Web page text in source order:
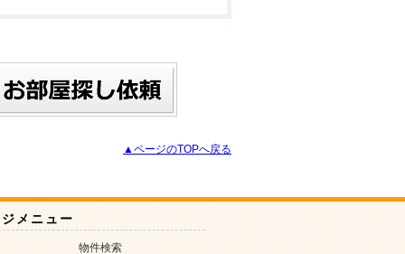
▲ページのTOPへ戻る
メニュー
物件検索